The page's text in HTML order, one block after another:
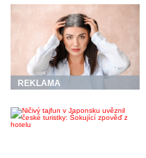
REKLAMA